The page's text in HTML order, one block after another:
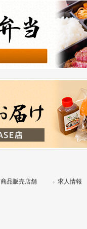
商品販売店舗 求人情報